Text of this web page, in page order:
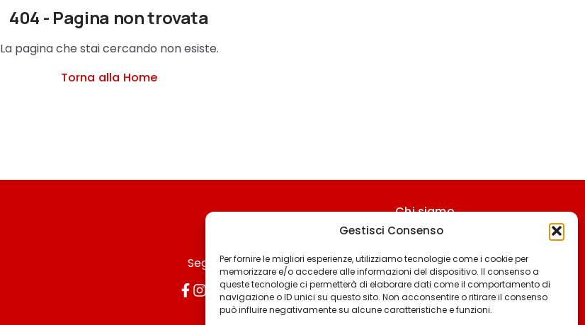
Gestisci Consenso
Per fornire le migliori esperienze, utilizziamo tecnologie come i cookie per
memorizzare e/o accedere alle informazioni del dispositivo. Il consenso a
queste tecnologie ci permetterà di elaborare dati come il comportamento di
navigazione o ID unici su questo sito. Non acconsentire o ritirare il consenso
può influire negativamente su alcune caratteristiche e funzioni.
404 - Pagina non trovata
La pagina che stai cercando non esiste.
Torna alla Home
Seguici
Chi siamo
Contattaci
Termini & Condizioni
Cookie policy
Privacy policy